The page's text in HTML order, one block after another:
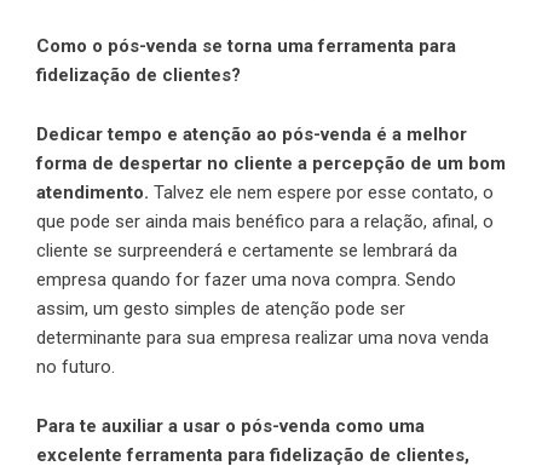
Como o pós-venda se torna uma ferramenta para
fidelização de clientes?
Dedicar tempo e atenção ao pós-venda é a melhor
forma de despertar no cliente a percepção de um bom
atendimento. Talvez ele nem espere por esse contato, o
que pode ser ainda mais benéfico para a relação, afinal, o
cliente se surpreenderá e certamente se lembrará da
empresa quando for fazer uma nova compra. Sendo
assim, um gesto simples de atenção pode ser
determinante para sua empresa realizar uma nova venda
no futuro.
Para te auxiliar a usar o pós-venda como uma
excelente ferramenta para fidelização de clientes,